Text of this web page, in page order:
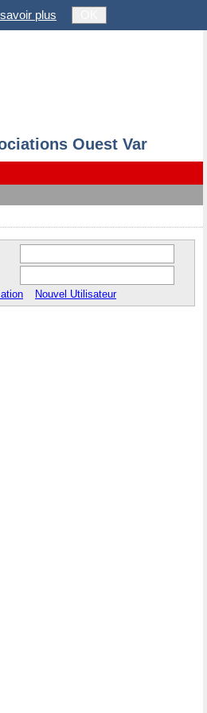
plus
Ouest Var
Nouvel Utilisateur